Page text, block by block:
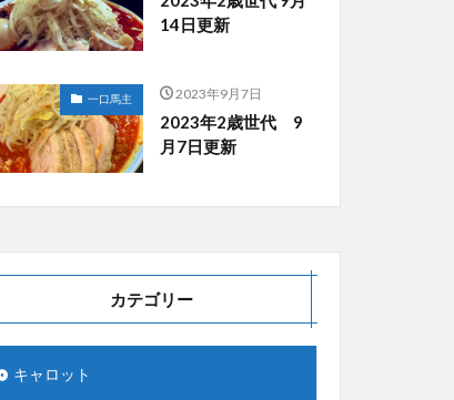
14日更新
一口馬主 2023年9月7日
2023年2歳世代 9
月7日更新
カテゴリー
キャロット